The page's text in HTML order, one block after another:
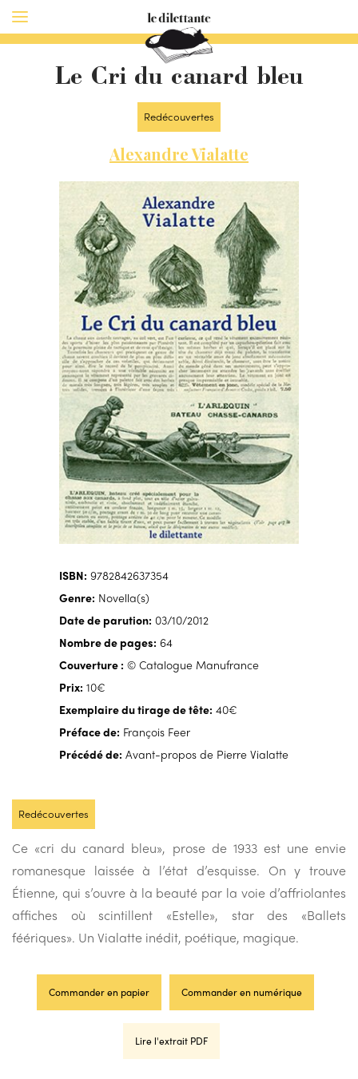
Le Cri du canard bleu
Redécouvertes
Alexandre Vialatte
ISBN: 9782842637354
Genre: Novella(s)
Date de parution: 03/10/2012
Nombre de pages: 64
Couverture : © Catalogue Manufrance
Prix: 10€
Exemplaire du tirage de tête: 40€
Préface de: François Feer
Précédé de: Avant-propos de Pierre Vialatte
Redécouvertes
Ce «cri du canard bleu», prose de 1933 est une envie
romanesque laissée à l’état d’esquisse. On y trouve
Étienne, qui s’ouvre à la beauté par la voie d’affriolantes
affiches où scintillent «Estelle», star des «Ballets
féériques». Un Vialatte inédit, poétique, magique.
Commander en papier Commander en numérique
Lire l'extrait PDF